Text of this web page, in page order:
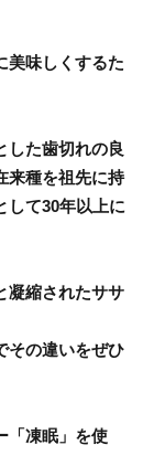
美味しくするた
した歯切れの良
来種を祖先に持
して30年以上に
凝縮されたササ
その違いをぜひ
「凍眠」を使